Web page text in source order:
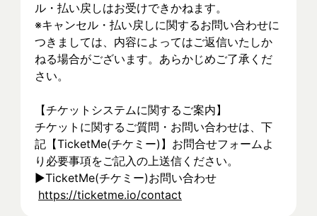
ル・払い戻しはお受けできかねます。
※キャンセル・払い戻しに関するお問い合わせに
つきましては、内容によってはご返信いたしか
ねる場合がございます。あらかじめご了承くだ
さい。
【チケットシステムに関するご案内】
チケットに関するご質問・お問い合わせは、下
記【TicketMe(チケミー)】お問合せフォームよ
り必要事項をご記入の上送信ください。
▶︎TicketMe(チケミー)お問い合わせ
https://ticketme.io/contact